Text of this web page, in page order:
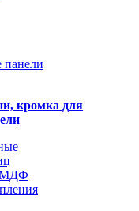
кромка для
МДФ